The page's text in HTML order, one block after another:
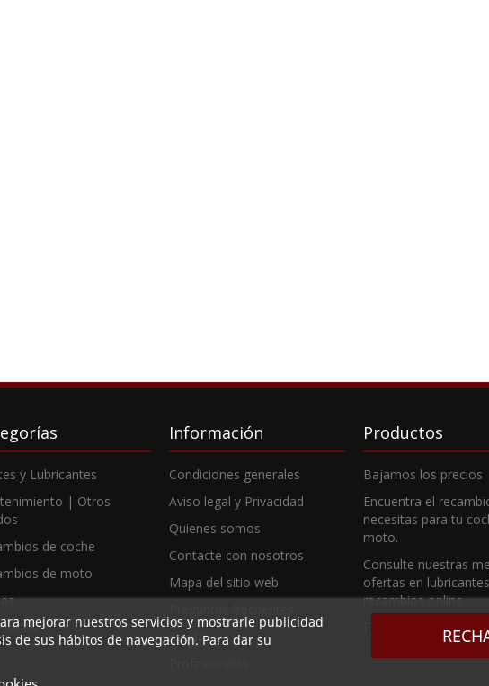
y Lubricantes
| Otros
de coche
de moto
Información
Condiciones generales
Aviso legal y Privacidad
Quienes somos
Contacte con nosotros
Mapa del sitio web
Ayuda
Productos
Bajamos los precios
Encuentra el
necesitas para tu
moto.
Consulte nuestras
ofertas en
recambios online
mejorar nuestros servicios y mostrarle publicidad
de sus hábitos de navegación. Para dar su